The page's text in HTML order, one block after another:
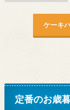
ケーキ
定番のお歳